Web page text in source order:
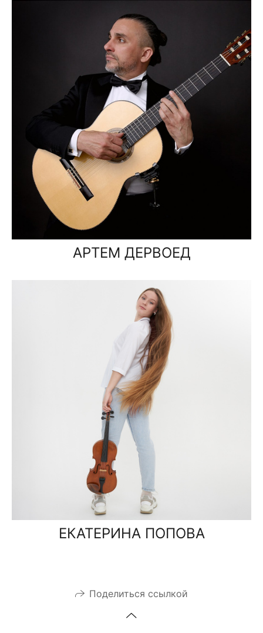
АРТЕМ ДЕРВОЕД
ЕКАТЕРИНА ПОПОВА
Поделиться ссылкой